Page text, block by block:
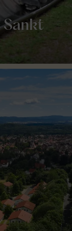
Sankt